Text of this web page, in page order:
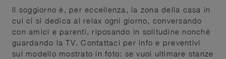
Il soggiorno è, per eccellenza, la zona della casa in
cui ci si dedica al relax ogni giorno, conversando
con amici e parenti, riposando in solitudine nonché
guardando la TV. Contattaci per info e preventivi
sul modello mostrato in foto: se vuoi ultimare stanze